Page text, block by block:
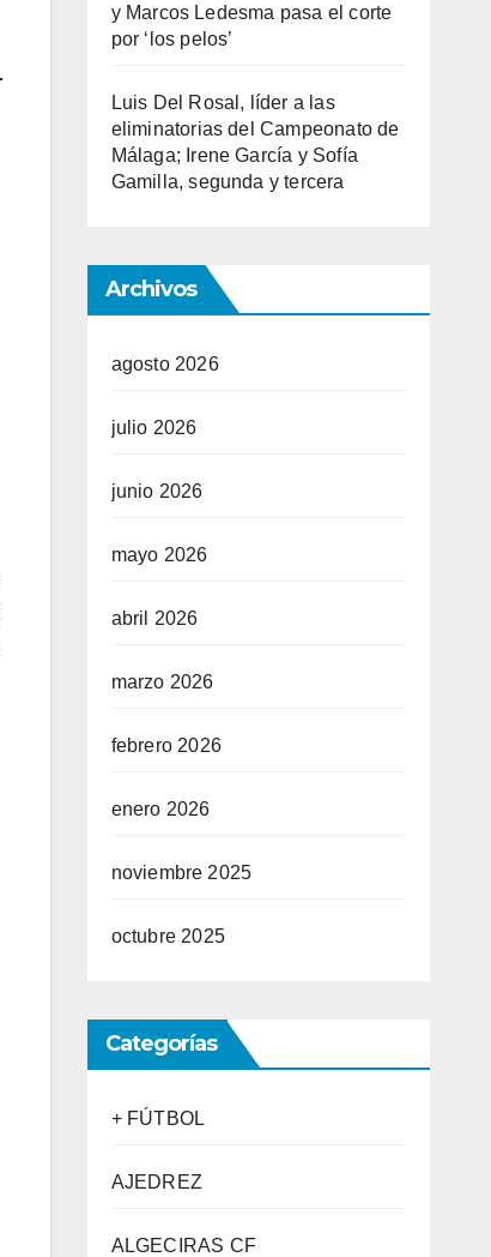
y Marcos Ledesma pasa el corte
por ‘los pelos’
Luis Del Rosal, líder a las
eliminatorias del Campeonato de
Málaga; Irene García y Sofía
Gamilla, segunda y tercera
Archivos
agosto 2026
julio 2026
junio 2026
mayo 2026
abril 2026
marzo 2026
febrero 2026
enero 2026
noviembre 2025
octubre 2025
Categorías
+ FÚTBOL
AJEDREZ
ALGECIRAS CF